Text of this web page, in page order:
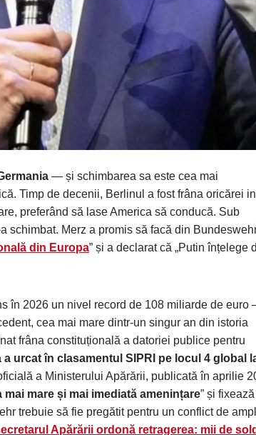
— și schimbarea sa este cea mai
Timp de decenii, Berlinul a fost frâna oricărei
preferând să lase America să conducă. Sub
schimbat. Merz a promis să facă din
din Europa” și a declarat că „Putin înțelege
în 2026 un nivel record de 108 miliarde de euro
cea mai mare dintr-un singur an din istoria
frâna constituțională a datoriei publice pentru
a urcat în clasamentul SIPRI pe locul 4 global
a Ministerului Apărării, publicată în aprilie
mai mare și mai imediată amenințare” și
trebuie să fie pregătit pentru un conflict de
Apărării ordonă retragerea: mii de